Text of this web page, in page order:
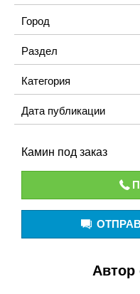
Город
Раздел
Категория
Дата публикации
Камин под заказ
Автор